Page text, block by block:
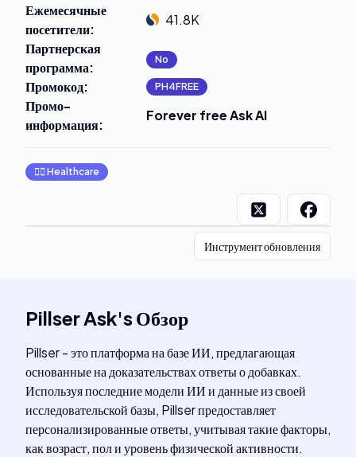
Ежемесячные
посетители:
41.8K
Партнерская
программа: No
Промокод: PH4FREE
Промо-
информация:
Forever free Ask AI
👩‍⚕️ Healthcare
Инструмент обновления
Pillser Ask'sОбзор
Pillser - это платформа на базе ИИ, предлагающая
основанные на доказательствах ответы о добавках.
Используя последние модели ИИ и данные из своей
исследовательской базы, Pillser предоставляет
персонализированные ответы, учитывая такие факторы,
как возраст, пол и уровень физической активности.